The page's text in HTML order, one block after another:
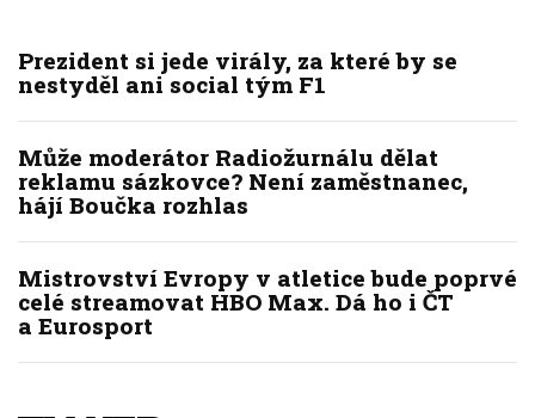
Prezident si jede virály, za které by se
nestyděl ani social tým F1
Může moderátor Radiožurnálu dělat
reklamu sázkovce? Není zaměstnanec,
hájí Boučka rozhlas
Mistrovství Evropy v atletice bude poprvé
celé streamovat HBO Max. Dá ho i ČT
a Eurosport